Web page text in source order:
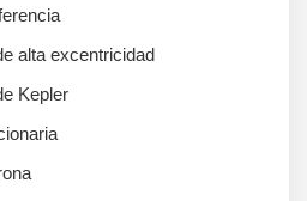
alta excentricidad
Kepler